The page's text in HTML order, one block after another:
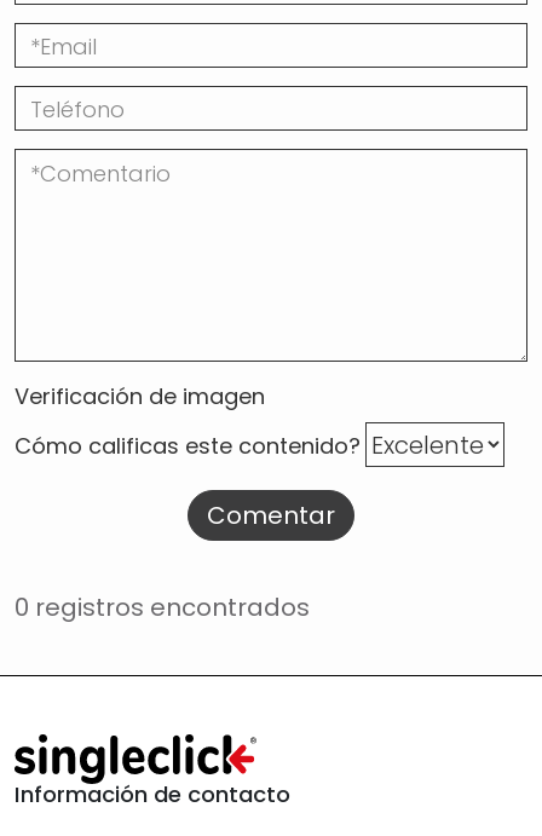
Verificación de imagen
Cómo calificas este contenido?
Comentar
0 registros encontrados
Información de contacto